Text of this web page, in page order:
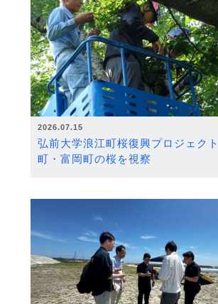
2026.07.15
弘前大学浪江町桜復興プロジェク
町・富岡町の桜を視察